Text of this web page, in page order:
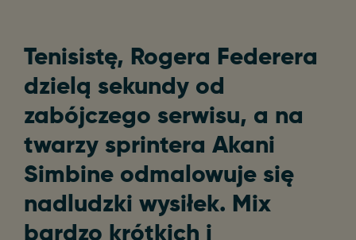
Tenisistę, Rogera Federera
dzielą sekundy od
zabójczego serwisu, a na
twarzy sprintera Akani
Simbine odmalowuje się
nadludzki wysiłek. Mix
bardzo krótkich i